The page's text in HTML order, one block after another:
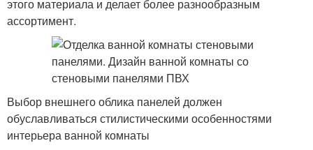
этого материала и делает более разнообразным
ассортимент.
Выбор внешнего облика панелей должен
обуславливаться стилистическими особенностями
интерьера ванной комнаты